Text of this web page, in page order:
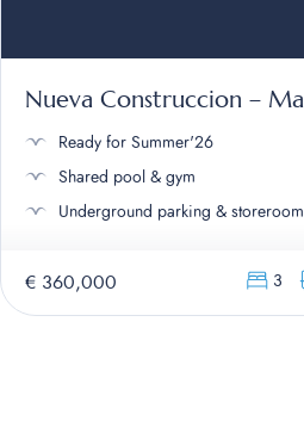
Ready for Summer'26
Shared pool & gym
Underground parking & storeroom
€ 360,000 3